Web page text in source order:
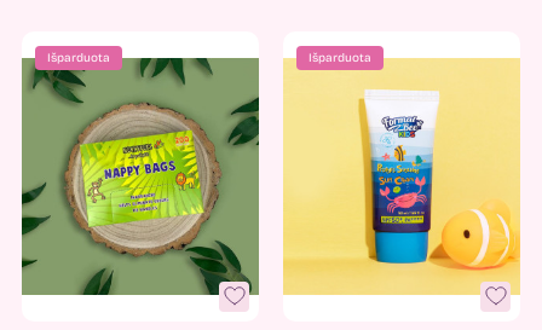
Išparduota Išparduota